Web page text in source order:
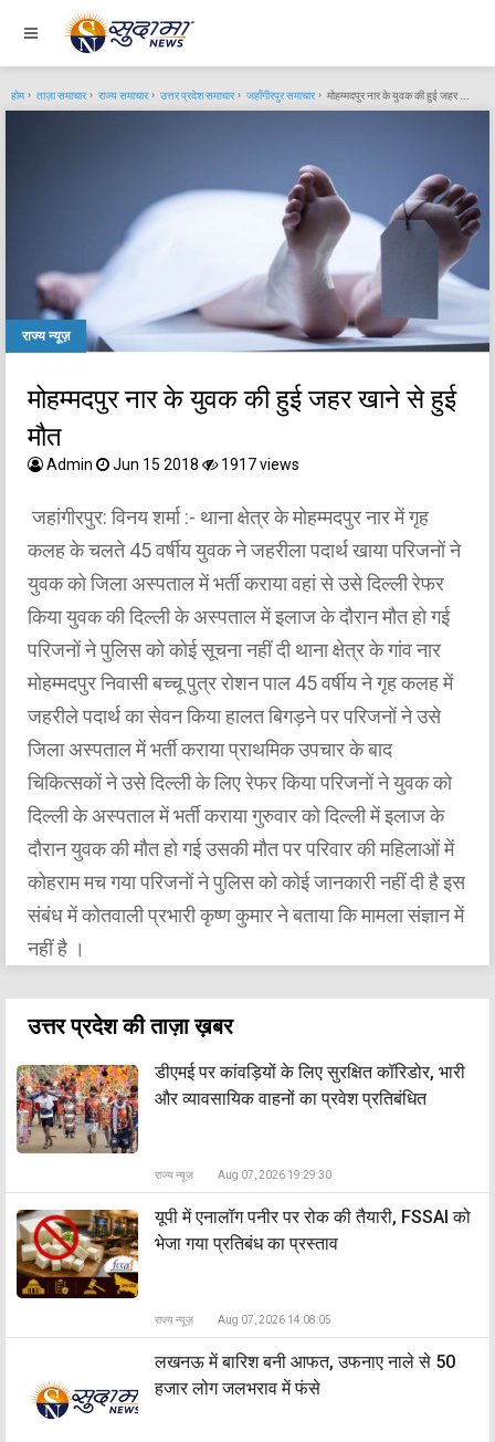
होम ताज़ा समाचार राज्य समाचार उत्तर प्रदेश समाचार जहाँगीरपुर समाचार मोहम्मदपुर नार के युवक की हुई जहर खाने से हुई मौत
राज्य न्यूज़
मोहम्मदपुर नार के युवक की हुई जहर खाने से हुई
मौत
Admin Jun 15 2018 1917 views
जहांगीरपुर: विनय शर्मा :- थाना क्षेत्र के मोहम्मदपुर नार में गृह
कलह के चलते 45 वर्षीय युवक ने जहरीला पदार्थ खाया परिजनों ने
युवक को जिला अस्पताल में भर्ती कराया वहां से उसे दिल्ली रेफर
किया युवक की दिल्ली के अस्पताल में इलाज के दौरान मौत हो गई
परिजनों ने पुलिस को कोई सूचना नहीं दी थाना क्षेत्र के गांव नार
मोहम्मदपुर निवासी बच्चू पुत्र रोशन पाल 45 वर्षीय ने गृह कलह में
जहरीले पदार्थ का सेवन किया हालत बिगड़ने पर परिजनों ने उसे
जिला अस्पताल में भर्ती कराया प्राथमिक उपचार के बाद
चिकित्सकों ने उसे दिल्ली के लिए रेफर किया परिजनों ने युवक को
दिल्ली के अस्पताल में भर्ती कराया गुरुवार को दिल्ली में इलाज के
दौरान युवक की मौत हो गई उसकी मौत पर परिवार की महिलाओं में
कोहराम मच गया परिजनों ने पुलिस को कोई जानकारी नहीं दी है इस
संबंध में कोतवाली प्रभारी कृष्ण कुमार ने बताया कि मामला संज्ञान में
नहीं है ।
उत्तर प्रदेश की ताज़ा ख़बर
डीएमई पर कांवड़ियों के लिए सुरक्षित कॉरिडोर, भारी
और व्यावसायिक वाहनों का प्रवेश प्रतिबंधित
राज्य न्यूज़ Aug 07, 2026 19:29:30
यूपी में एनालॉग पनीर पर रोक की तैयारी, FSSAI को
भेजा गया प्रतिबंध का प्रस्ताव
राज्य न्यूज़ Aug 07, 2026 14:08:05
लखनऊ में बारिश बनी आफत, उफनाए नाले से 50
हजार लोग जलभराव में फंसे